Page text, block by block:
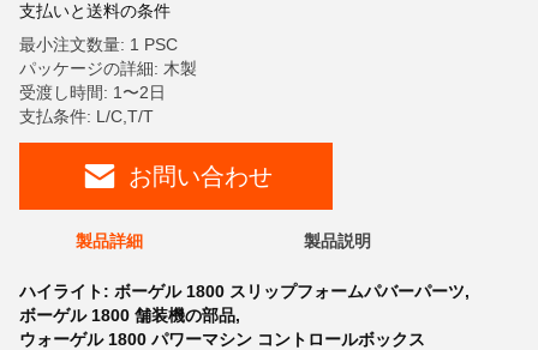
支払いと送料の条件
最小注文数量: 1 PSC
パッケージの詳細: 木製
受渡し時間: 1〜2日
支払条件: L/C,T/T
お問い合わせ
製品詳細 製品説明
ハイライト: ボーゲル 1800 スリップフォームパバーパーツ,
ボーゲル 1800 舗装機の部品,
ウォーゲル 1800 パワーマシン コントロールボックス